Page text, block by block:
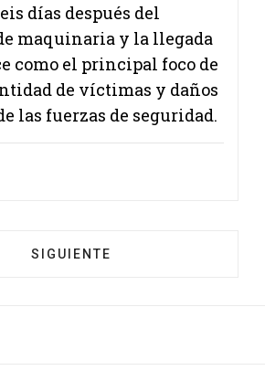
días después del
maquinaria y la llegada
como el principal foco de
de víctimas y daños
las fuerzas de seguridad.
SIGUIENTE